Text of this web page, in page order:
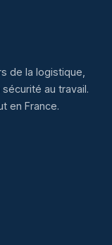
de la logistique,
au travail.
en France.